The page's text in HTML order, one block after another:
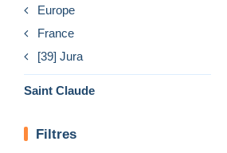
Europe
France
[39] Jura
Saint Claude
Filtres